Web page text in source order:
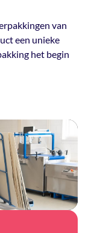
van
een unieke
het begin